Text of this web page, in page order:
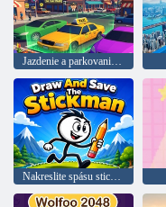
Jazdenie a parkovanie taxíkov